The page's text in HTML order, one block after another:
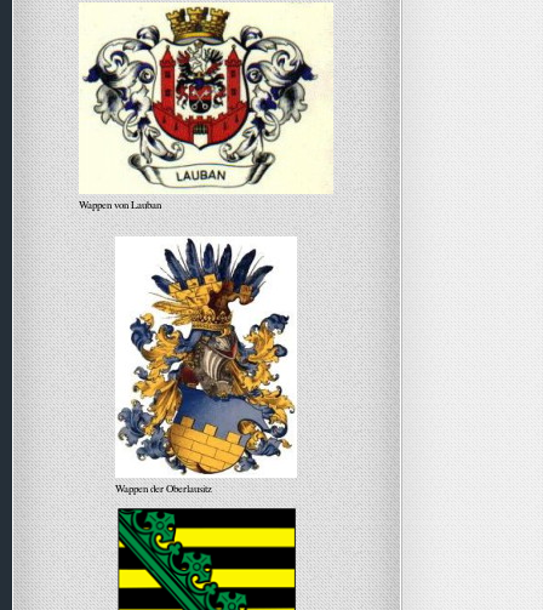
Wappen von Lauban
Wappen der Oberlausitz